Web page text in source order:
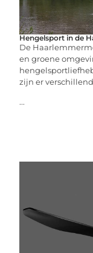
Hengelsport in de
De
en groene
zijn er
...